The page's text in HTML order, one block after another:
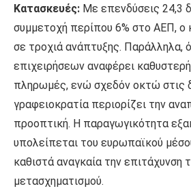
Κατασκευές: Με επενδύσεις 24,3
συμμετοχή περίπου 6% στο ΑΕΠ, ο
σε τροχιά ανάπτυξης. Παράλληλα,
επιχειρήσεων αναφέρει
πληρωμές, ενώ σχεδόν οκτώ στις
γραφειοκρατία περιορίζει την
προοπτική. Η παραγωγικότητα
υπολείπεται του ευρωπαϊκού
καθιστά αναγκαία την επιτάχυνση
μετασχηματισμού.